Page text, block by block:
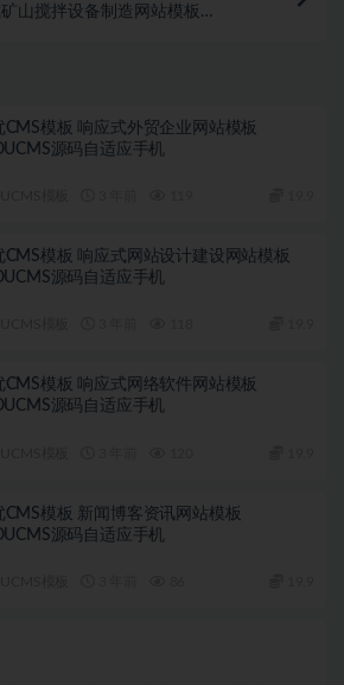
山搅拌设备制造网站模板
CMS模板 响应式外贸企业网站模板
源码自适应手机
CMS模板 响应式网站设计建设网站模板
源码自适应手机
CMS模板 响应式网络软件网站模板
源码自适应手机
CMS模板 新闻博客资讯网站模板
源码自适应手机